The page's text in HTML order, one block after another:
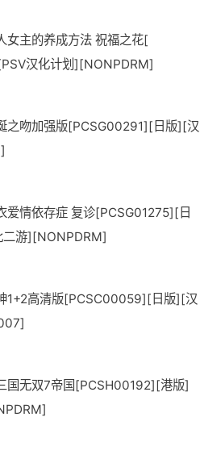
主的养成方法 祝福之花[
汉化计划][NONPDRM]
吻加强版[PCSG00291][日版][汉
情依存症 复诊[PCSG01275][日
游][NONPDRM]
1+2高清版[PCSC00059][日版][汉
无双7帝国[PCSH00192][港版]